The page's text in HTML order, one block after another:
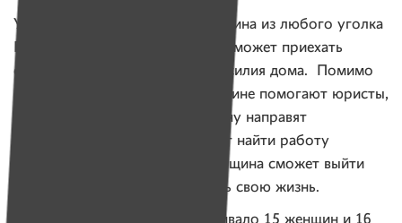
Убежище — это дом, куда женщина из любого уголка
Беларуси в любое время суток, может приехать
с детьми, чтобы спастись от насилия дома. Помимо
бесплатного жилья, здесь женщине помогают юристы,
психологи. Если нужно, женщину направят
на обучающие курсы и помогут найти работу
Благодаря этой поддержке женщина сможет выйти
из ситуации насилия и наладить свою жизнь.
В 1 квартале в Убежище проживало 15 женщин и 16